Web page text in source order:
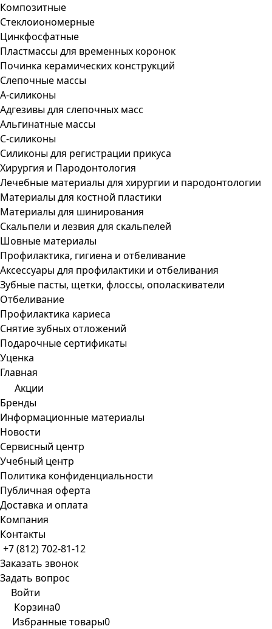
Композитные
Стеклоиономерные
Цинкфосфатные
Пластмассы для временных коронок
Починка керамических конструкций
Слепочные массы
А-силиконы
Адгезивы для слепочных масс
Альгинатные массы
С-силиконы
Силиконы для регистрации прикуса
Хирургия и Пародонтология
Лечебные материалы для хирургии и пародонтологии
Материалы для костной пластики
Материалы для шинирования
Скальпели и лезвия для скальпелей
Шовные материалы
Профилактика, гигиена и отбеливание
Аксессуары для профилактики и отбеливания
Зубные пасты, щетки, флоссы, ополаскиватели
Отбеливание
Профилактика кариеса
Снятие зубных отложений
Подарочные сертификаты
Уценка
Главная
Акции
Бренды
Информационные материалы
Новости
Сервисный центр
Учебный центр
Политика конфиденциальности
Публичная оферта
Доставка и оплата
Компания
Контакты
+7 (812) 702-81-12
Заказать звонок
Задать вопрос
Войти
Корзина0
Избранные товары0